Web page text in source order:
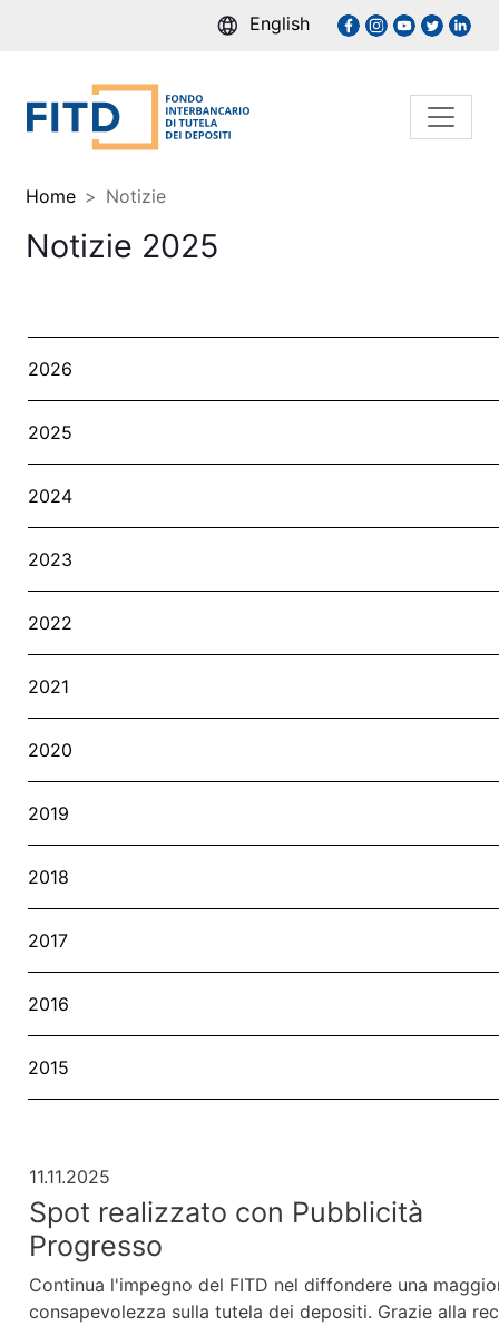
English
Home Notizie
Notizie 2025
2026
2025
2024
2023
2022
2021
2020
2019
2018
2017
2016
2015
11.11.2025
Spot realizzato con Pubblicità
Progresso
Continua l'impegno del FITD nel diffondere una
consapevolezza sulla tutela dei depositi. Grazie alla